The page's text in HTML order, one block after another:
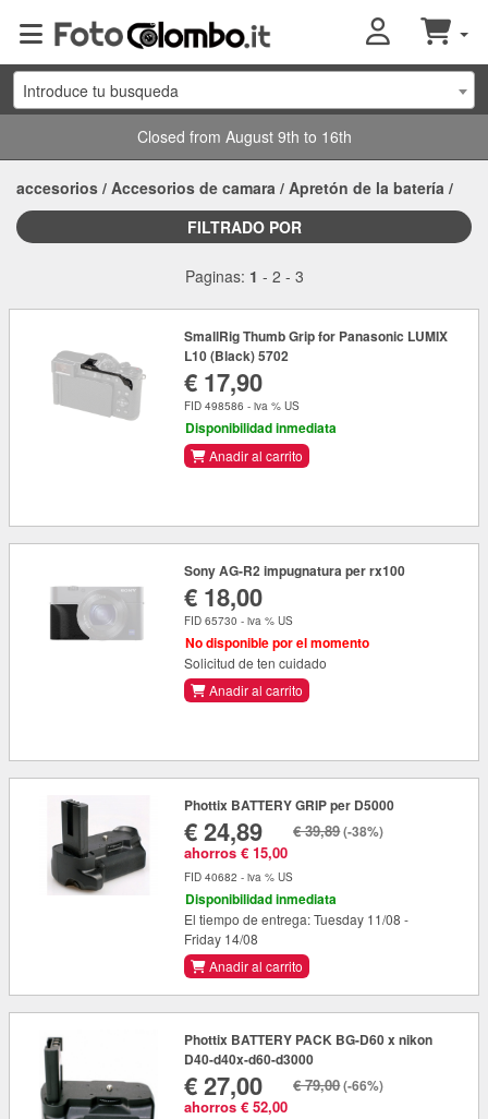
Introduce tu busqueda
Closed from August 9th to 16th
accesorios / Accesorios de camara / Apretón de la batería /
FILTRADO POR
Paginas: 1 - 2 - 3
SmallRig Thumb Grip for Panasonic LUMIX
L10 (Black) 5702
€ 17,90
FID 498586 - iva % US
Disponibilidad inmediata
Anadir al carrito
Sony AG-R2 impugnatura per rx100
€ 18,00
FID 65730 - iva % US
No disponible por el momento
Solicitud de ten cuidado
Anadir al carrito
Phottix BATTERY GRIP per D5000
€ 24,89
ahorros € 15,00
€ 39,89(-38%)
FID 40682 - iva % US
Disponibilidad inmediata
El tiempo de entrega: Tuesday 11/08 -
Friday 14/08
Anadir al carrito
Phottix BATTERY PACK BG-D60 x nikon
D40-d40x-d60-d3000
€ 27,00
ahorros € 52,00
€ 79,00(-66%)